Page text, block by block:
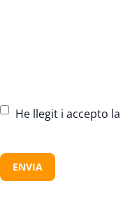
C
s
e
He llegit i accepto la
A
P